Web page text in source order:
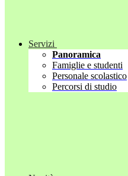
Servizi
Panoramica
Famiglie e studenti
Personale scolastico
Percorsi di studio